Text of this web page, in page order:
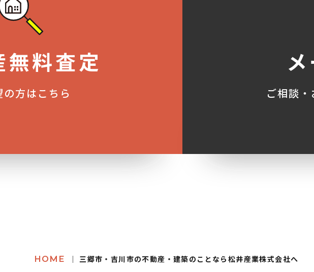
無料査定
の方はこちら ご相談
HOME │ 三郷市・吉川市の不動産・建築のことなら松井産業株式会社へ